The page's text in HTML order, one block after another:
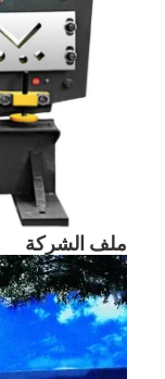
ملف الشركة